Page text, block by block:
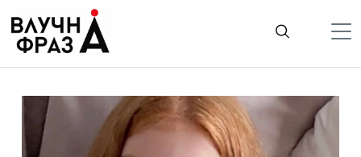
содержимому
Гроші
Життя